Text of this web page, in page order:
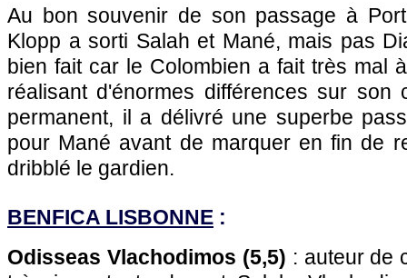
Au bon souvenir de son passage à
Klopp a sorti Salah et Mané, mais pas
bien fait car le Colombien a fait très mal
réalisant d'énormes différences sur son
permanent, il a délivré une superbe
pour Mané avant de marquer en fin de
dribblé le gardien.
BENFICA LISBONNE :
Odisseas Vlachodimos (5,5) : auteur de